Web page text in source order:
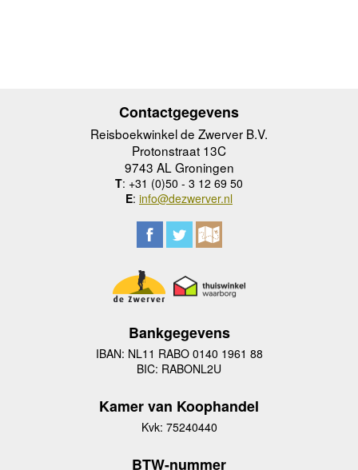
Contactgegevens
Reisboekwinkel de Zwerver B.V.
Protonstraat 13C
9743 AL Groningen
T: +31 (0)50 - 3 12 69 50
E: info@dezwerver.nl
Bankgegevens
IBAN: NL11 RABO 0140 1961 88
BIC: RABONL2U
Kamer van Koophandel
Kvk: 75240440
BTW-nummer